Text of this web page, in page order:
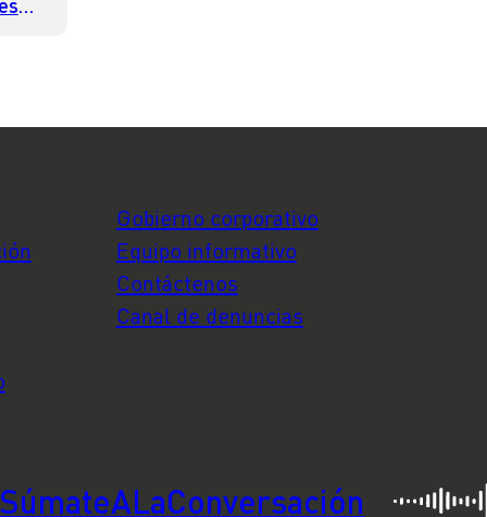
Gobierno corporativo
Equipo informativo
Contáctenos
Canal de denuncias
SúmateALaConversación